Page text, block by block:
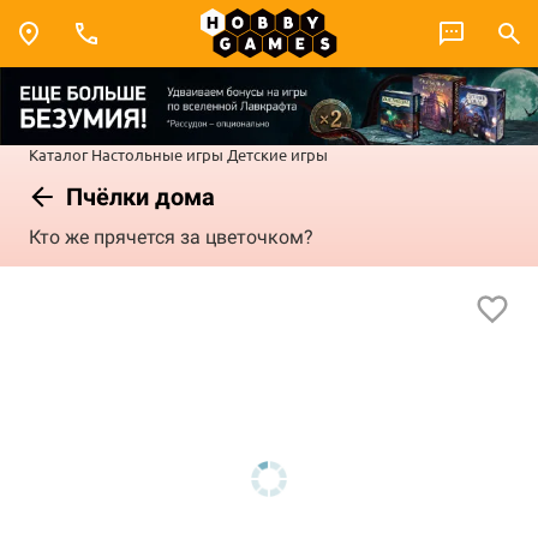
Каталог Настольные игры Детские игры
Пчёлки дома
Кто же прячется за цветочком?